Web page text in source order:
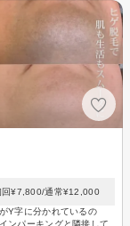
回¥7,800/通常¥12,000
Y字に分かれているの
ンパーキングと隣接して